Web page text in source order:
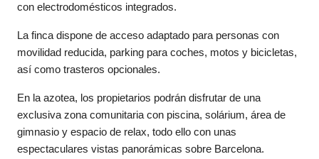
con electrodomésticos integrados.
La finca dispone de acceso adaptado para personas con
movilidad reducida, parking para coches, motos y bicicletas,
así como trasteros opcionales.
En la azotea, los propietarios podrán disfrutar de una
exclusiva zona comunitaria con piscina, solárium, área de
gimnasio y espacio de relax, todo ello con unas
espectaculares vistas panorámicas sobre Barcelona.